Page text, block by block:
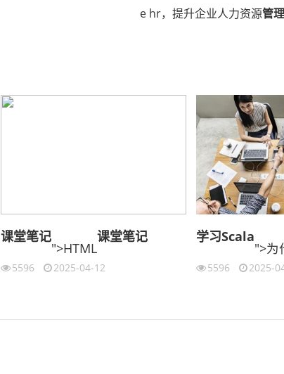
e hr，提升企业人力资源管理
课堂笔记
">HTML
课堂笔记
5596 2025-04-12
学习Scala
">为
5596 2025-